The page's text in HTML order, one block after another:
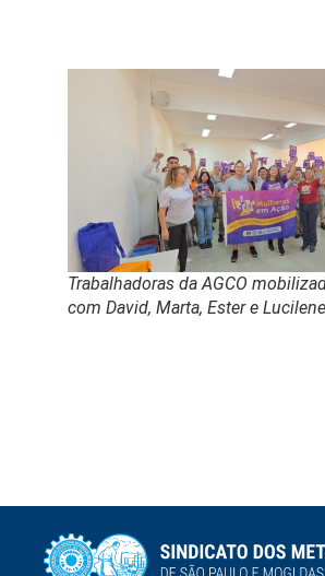
Trabalhadoras da AGCO
com David, Marta, Ester e Lucilene